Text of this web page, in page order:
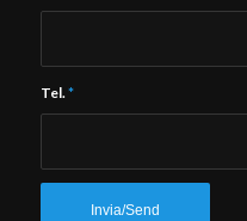
Tel.*